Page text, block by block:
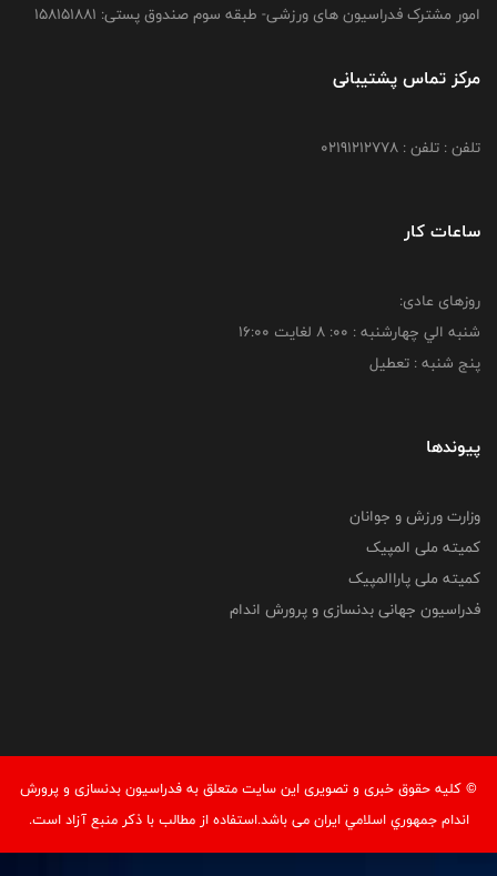
امور مشترک فدراسیون های ورزشی- طبقه سوم صندوق پستی: 158151881
مرکز تماس پشتیبانی
تلفن : تلفن : 02191212778
ساعات کار
روزهای عادی:
شنبه الي چهارشنبه : 00: 8 لغايت 16:00
پنج شنبه : تعطیل
پیوندها
وزارت ورزش و جوانان
کمیته ملی المپیک
کمیته ملی پاراالمپیک
فدراسیون جهانی بدنسازی و پرورش اندام
© کليه حقوق خبری و تصويری اين سايت متعلق به فدراسيون بدنسازی و پرورش
اندام جمهوري اسلامي ايران می باشد.استفاده از مطالب با ذكر منبع آزاد است.